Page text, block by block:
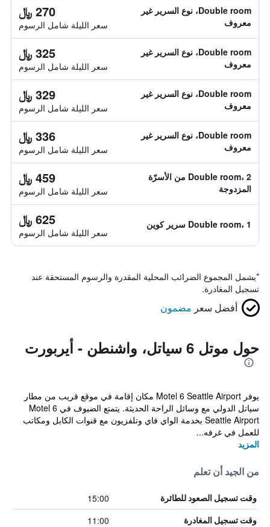
Double room، نوع السرير غير
معروف
270 ﷼
سعر الليلة شامل الرسوم
Double room، نوع السرير غير
معروف
325 ﷼
سعر الليلة شامل الرسوم
Double room، نوع السرير غير
معروف
329 ﷼
سعر الليلة شامل الرسوم
Double room، نوع السرير غير
معروف
336 ﷼
سعر الليلة شامل الرسوم
Double room، 2 من الأسرّة
المزدوجة
459 ﷼
سعر الليلة شامل الرسوم
Double room، 1 سرير كوين 625 ﷼
سعر الليلة شامل الرسوم
*يشمل المجموع الضرائب المحلية المقدرة والرسوم المستحقة عند
تسجيل المغادرة.
أفضل سعر مضمون
حول موتل 6 سياتل، واشنطن - أيربورت
يوفر Motel 6 Seattle Airport مكان إقامة في موقع قريب من مطار
سياتل الدولي مع وسائل الراحة الحديثة. يتمتع الضيوف في Motel 6
Seattle Airport بخدمة الواي فاي وتلفزيون مع قنوات الكابل ومكاتب
للعمل في غرفه...
المزيد
من الجيد أن تعلم
وقت تسجيل الصعود للطائرة 15:00
وقت تسجيل المغادرة 11:00